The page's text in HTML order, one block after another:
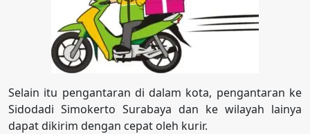
Selain itu pengantaran di dalam kota, pengantaran ke
Sidodadi Simokerto Surabaya dan ke wilayah lainya
dapat dikirim dengan cepat oleh kurir.